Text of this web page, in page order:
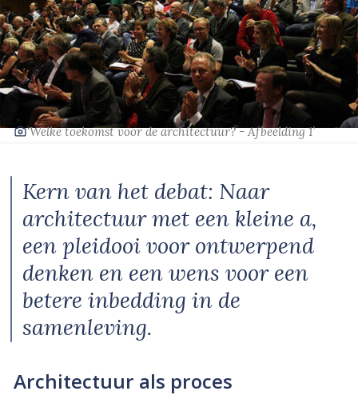
‘Welke toekomst voor de architectuur? - Afbeelding 1’
Kern van het debat: Naar
architectuur met een kleine a,
een pleidooi voor ontwerpend
denken en een wens voor een
betere inbedding in de
samenleving.
Architectuur als proces